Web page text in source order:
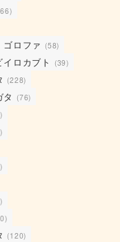
ゴロファ (58)
イロカブト (39)
(228)
(76)
(120)